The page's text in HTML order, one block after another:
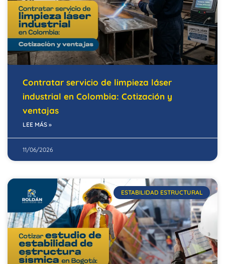
Contratar servicio de limpieza láser
industrial en Colombia: Cotización y
ventajas
LEE MÁS »
11/06/2026
ESTABILIDAD ESTRUCTURAL